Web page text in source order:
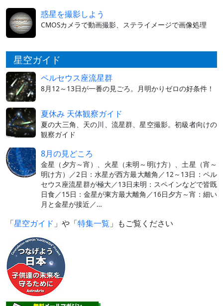
惑星を撮影しよう
CMOSカメラで動画撮影、ステライメージで画像処理
星空ガイド
ペルセウス座流星群
8月12～13日が一番の見ごろ。月明かりゼロの好条件！
夏休み 天体観察ガイド
夏の大三角、天の川、流星群、星空撮影。初級者向けの
観察ガイド
8月の見どころ
金星（夕方～宵）、火星（未明～明け方）、土星（宵～
明け方）／2日：水星が西方最大離角／12～13日：ペル
セウス座流星群が極大／13日未明：スペインなどで皆既
日食／15日：金星が東方最大離角／16日夕方～宵：細い
月と金星が接近／…
「星空ガイド 」や「特集一覧 」もご覧ください